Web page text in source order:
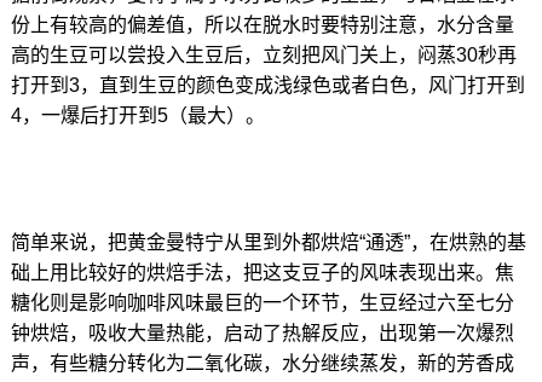
份上有较高的偏差值，所以在脱水时要特别注意，水分含量
高的生豆可以尝投入生豆后，立刻把风门关上，闷蒸30秒再
打开到3，直到生豆的颜色变成浅绿色或者白色，风门打开到
4，一爆后打开到5（最大）。
简单来说，把黄金曼特宁从里到外都烘焙“通透”，在烘熟的基
础上用比较好的烘焙手法，把这支豆子的风味表现出来。焦
糖化则是影响咖啡风味最巨的一个环节，生豆经过六至七分
钟烘焙，吸收大量热能，启动了热解反应，出现第一次爆烈
声，有些糖分转化为二氧化碳，水分继续蒸发，新的芳香成